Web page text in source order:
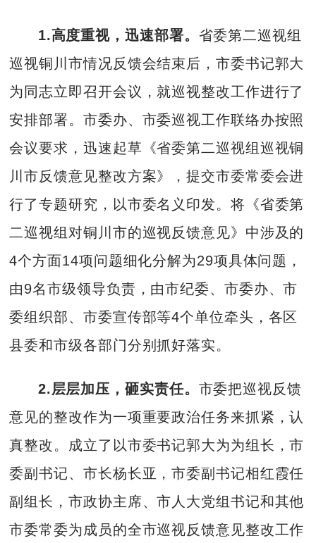
1.高度重视，迅速部署。 省委第二巡视组
巡视铜川市情况反馈会结束后，市委书记郭大
为同志立即召开会议，就巡视整改工作进行了
安排部署。市委办、市委巡视工作联络办按照
会议要求，迅速起草《省委第二巡视组巡视铜
川市反馈意见整改方案》，提交市委常委会进
行了专题研究，以市委名义印发。将《省委第
二巡视组对铜川市的巡视反馈意见》中涉及的
4个方面14项问题细化分解为29项具体问题，
由9名市级领导负责，由市纪委、市委办、市
委组织部、市委宣传部等4个单位牵头，各区
县委和市级各部门分别抓好落实。
2.层层加压，砸实责任。 市委把巡视反馈
意见的整改作为一项重要政治任务来抓紧，认
真整改。成立了以市委书记郭大为为组长，市
委副书记、市长杨长亚，市委副书记相红霞任
副组长，市政协主席、市人大党组书记和其他
市委常委为成员的全市巡视反馈意见整改工作